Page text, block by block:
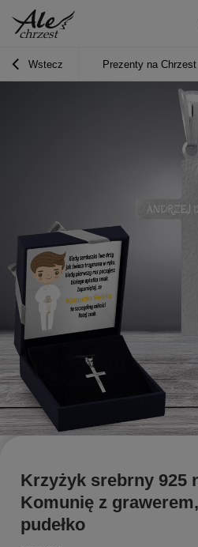
Wstecz Prezenty na Chrzest
Krzyżyk srebrny 925
Komunię z
pudełko